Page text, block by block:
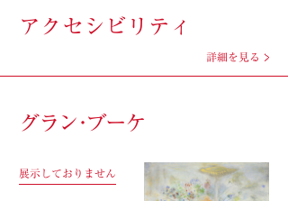
アクセシビリティ
詳細を見る
グラン･ブーケ
展示しておりません